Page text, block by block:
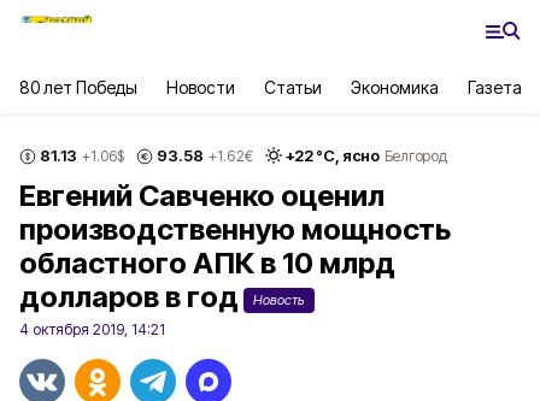
80 лет Победы Новости Статьи Экономика Газета
81.13 +1.06$ 93.58 +1.62€ +22°С, ясно Белгород
Евгений Савченко оценил
производственную мощность
областного АПК в 10 млрд
долларов в год
Новость
4 октября 2019, 14:21